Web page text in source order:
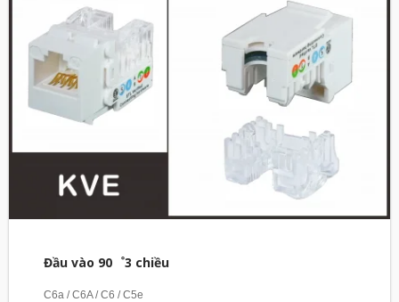
Đầu vào 90゜3 chiều
C6a / C6A / C6 / C5e